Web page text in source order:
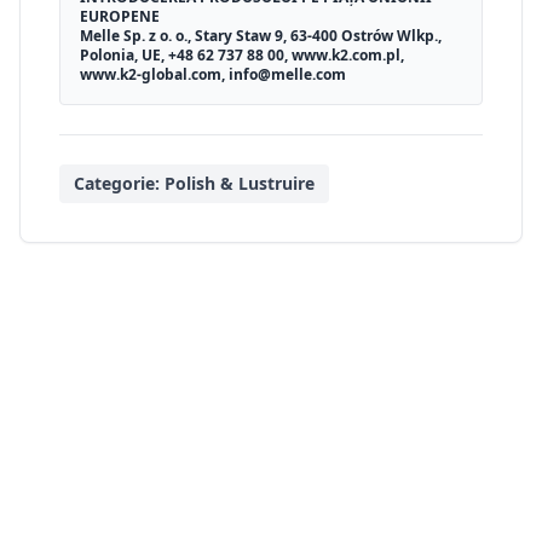
EUROPENE
Melle Sp. z o. o., Stary Staw 9, 63-400 Ostrów Wlkp.,
Polonia, UE, +48 62 737 88 00, www.k2.com.pl,
www.k2-global.com, info@melle.com
Categorie: Polish & Lustruire